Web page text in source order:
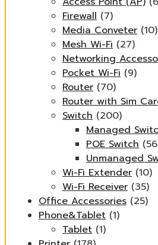
Firewall (7)
Media Conveter (10)
Mesh Wi-Fi (27)
Networking
Pocket Wi-Fi (9)
Router (70)
Router with Sim
Switch (200)
Managed
POE Switch
Unmanaged
Wi-Fi Extender (10)
Wi-Fi Receiver (35)
Office Accessories (25)
Phone&Tablet (1)
Tablet (1)